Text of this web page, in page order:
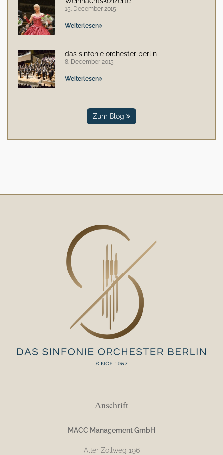
15. December 2015
Weiterlesen
das sinfonie orchester berlin
8. December 2015
Weiterlesen
Zum Blog
Anschrift
MACC Management GmbH
Alter Zollweg 196